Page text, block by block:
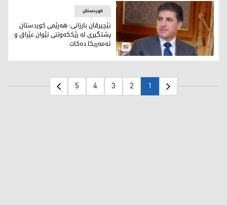
نێچیرڤان بارزانی، سەرۆکی هەرێمی کوردستان
کوردستان
نێچیرڤان بارزانی: هه‌رێمی کوردستان
پشتگیری له‌ رێککه‌وتنی نێوان عێراق و
ئه‌مه‌ریكا ده‌كات
1
2
3
4
5